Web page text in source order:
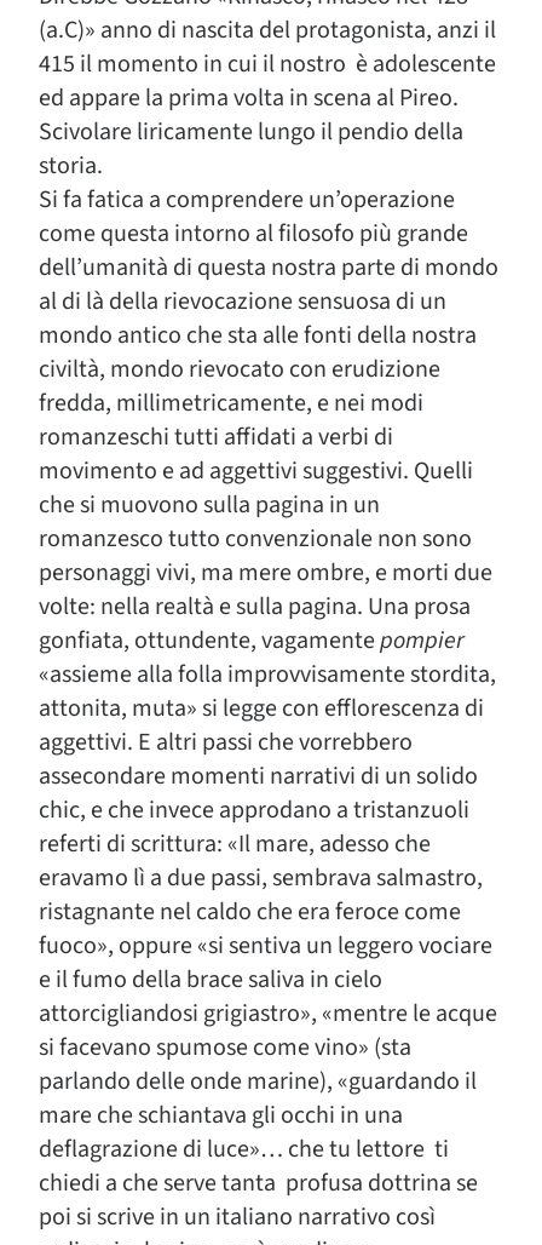
(a.C)» anno di nascita del protagonista, anzi il
415 il momento in cui il nostro è adolescente
ed appare la prima volta in scena al Pireo.
Scivolare liricamente lungo il pendio della
storia.
Si fa fatica a comprendere un’operazione
come questa intorno al filosofo più grande
dell’umanità di questa nostra parte di mondo
al di là della rievocazione sensuosa di un
mondo antico che sta alle fonti della nostra
civiltà, mondo rievocato con erudizione
fredda, millimetricamente, e nei modi
romanzeschi tutti affidati a verbi di
movimento e ad aggettivi suggestivi. Quelli
che si muovono sulla pagina in un
romanzesco tutto convenzionale non sono
personaggi vivi, ma mere ombre, e morti due
volte: nella realtà e sulla pagina. Una prosa
gonfiata, ottundente, vagamentepompier
«assieme alla folla improvvisamente stordita,
attonita, muta» si legge con efflorescenza di
aggettivi. E altri passi che vorrebbero
assecondare momenti narrativi di un solido
chic, e che invece approdano a tristanzuoli
referti di scrittura: «Il mare, adesso che
eravamo lì a due passi, sembrava salmastro,
ristagnante nel caldo che era feroce come
fuoco», oppure «si sentiva un leggero vociare
e il fumo della brace saliva in cielo
attorcigliandosi grigiastro», «mentre le acque
si facevano spumose come vino» (sta
parlando delle onde marine), «guardando il
mare che schiantava gli occhi in una
deflagrazione di luce»… che tu lettore ti
chiedi a che serve tanta profusa dottrina se
poi si scrive in un italiano narrativo così